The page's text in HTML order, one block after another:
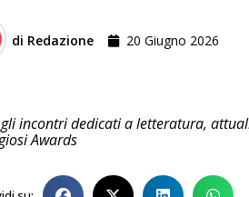
di Redazione 20 Giugno 2026
incontri dedicati a letteratura,
Awards